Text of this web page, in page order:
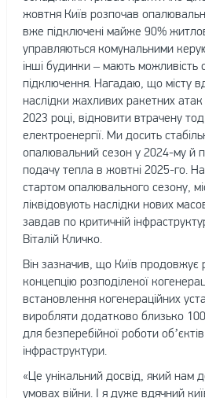
жовтня Київ розпочав
вже підключені майже 90%
управляються комунальними
інші будинки – мають можливість
підключення. Нагадаю, що місту
наслідки жахливих ракетних
2023 році, відновити втрачену
електроенергії. Ми досить
опалювальний сезон у 2024-му й
подачу тепла в жовтні 2025-го.
стартом опалювального сезону,
ліквідовують наслідки нових
завдав по критичній
Віталій Кличко.
Він зазначив, що Київ продовжує
концепцію розподіленої
встановлення когенераційних
виробляти додатково близько
для безперебійної роботи
інфраструктури.
«Це унікальний досвід, який нам
умовах війни. І я дуже вдячний